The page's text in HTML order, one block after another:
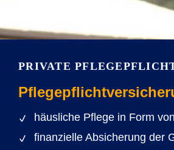
PRIVATE
häusliche Pflege in Form
finanzielle Absicherung der